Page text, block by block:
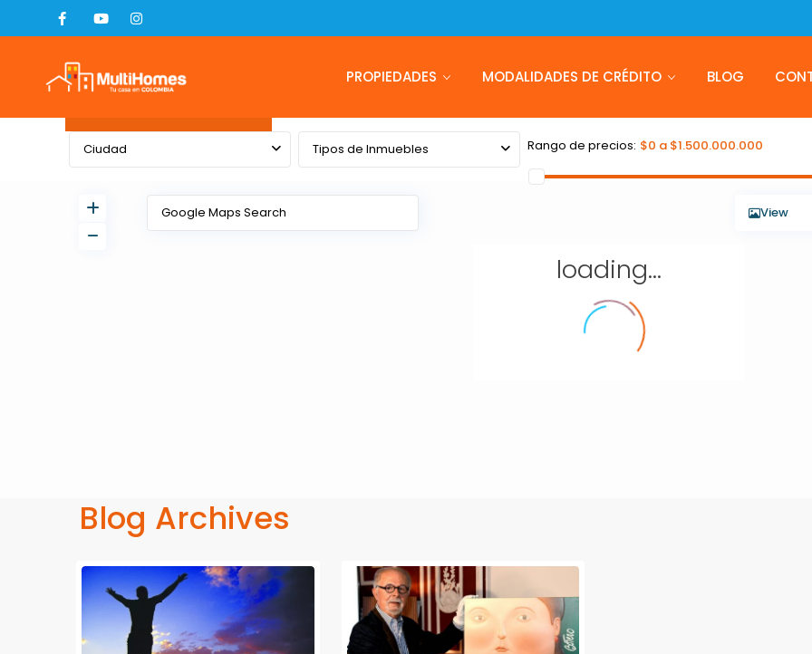
PROPIEDADES MODALIDADES DE CRÉDITO BLOG
Ciudad Tipos de Inmuebles Rango de precios: $0 a $1.500.000.000
loading...
View
Blog Archives